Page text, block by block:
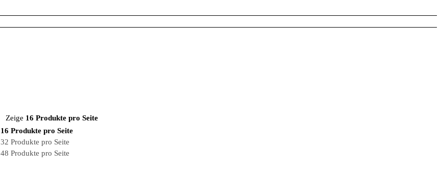
Zeige 16 Produkte pro Seite
16 Produkte pro Seite
32 Produkte pro Seite
48 Produkte pro Seite